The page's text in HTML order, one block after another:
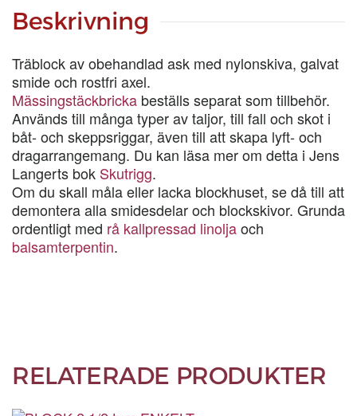
mängd
Beskrivning
Träblock av obehandlad ask med nylonskiva, galvat
smide och rostfri axel.
Mässingstäckbricka beställs separat som tillbehör.
Används till många typer av taljor, till fall och skot i
båt- och skeppsriggar, även till att skapa lyft- och
dragarrangemang. Du kan läsa mer om detta i Jens
Langerts bok Skutrigg.
Om du skall måla eller lacka blockhuset, se då till att
demontera alla smidesdelar och blockskivor. Grunda
ordentligt med rå kallpressad linoljaoch
balsamterpentin.
RELATERADE PRODUKTER